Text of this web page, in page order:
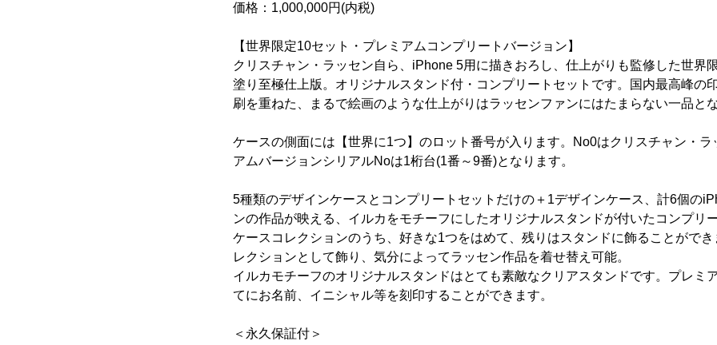
価格：1,000,000円(内税)
【世界限定10セット・プレミアムコンプリートバージョン】
クリスチャン・ラッセン自ら、iPhone 5用に描きおろし、仕上がりも監修した世界
塗り至極仕上版。オリジナルスタンド付・コンプリートセットです。国内最高峰の
刷を重ねた、まるで絵画のような仕上がりはラッセンファンにはたまらない一品とな
ケースの側面には【世界に1つ】のロット番号が入ります。No0はクリスチャン・ラ
アムバージョンシリアルNoは1桁台(1番～9番)となります。
5種類のデザインケースとコンプリートセットだけの＋1デザインケース、計6個の
ンの作品が映える、イルカをモチーフにしたオリジナルスタンドが付いたコンプリ
ケースコレクションのうち、好きな1つをはめて、残りはスタンドに飾ることができ
レクションとして飾り、気分によってラッセン作品を着せ替え可能。
イルカモチーフのオリジナルスタンドはとても素敵なクリアスタンドです。プレミ
てにお名前、イニシャル等を刻印することができます。
＜永久保証付＞